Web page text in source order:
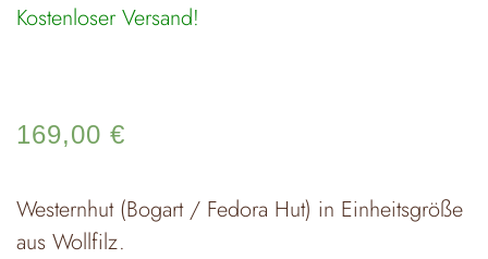
Kostenloser Versand!
169,00 €
Westernhut (Bogart / Fedora Hut) in Einheitsgröße
aus Wollfilz.